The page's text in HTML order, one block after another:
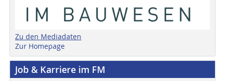
Zu den Mediadaten
Zur Homepage
Job & Karriere im FM